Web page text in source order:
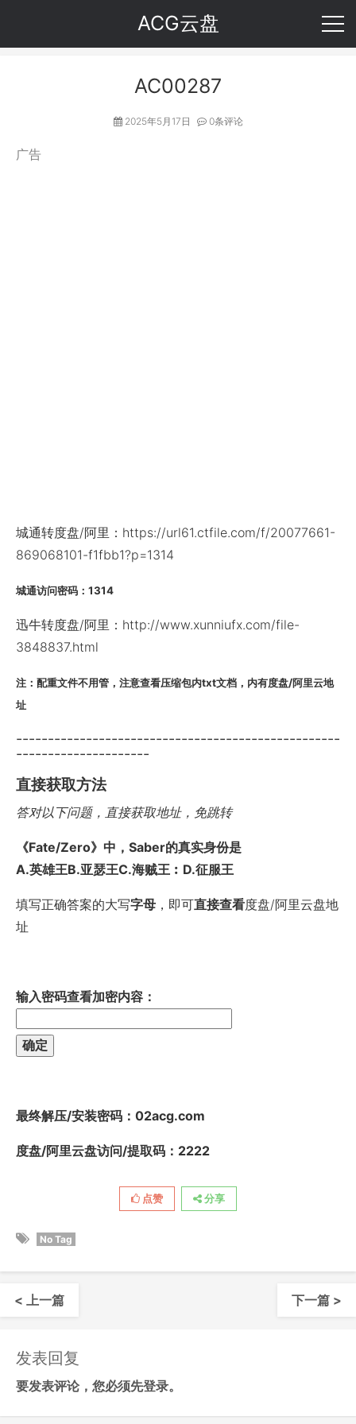
ACG云盘
AC00287
2025年5月17日 0条评论
广告
城通转度盘/阿里：https://url61.ctfile.com/f/20077661-
869068101-f1fbb1?p=1314
城通访问密码：1314
迅牛转度盘/阿里：http://www.xunniufx.com/file-
3848837.html
注：配重文件不用管，注意查看压缩包内txt文档，内有度盘/阿里云地
址
---------------------------------------------------
---------------------
直接获取方法
答对以下问题，直接获取地址，免跳转
《Fate/Zero》中，Saber的真实身份是
A.英雄王B.亚瑟王C.海贼王︰D.征服王
填写正确答案的大写字母 ，即可直接查看度盘/阿里云盘地
址
输入密码查看加密内容：
最终解压/安装密码 ：02acg.com
度盘/阿里云盘访问/提取码：2222
点赞 分享
No Tag
< 上一篇 下一篇 >
发表回复
要发表评论，您必须先登录。